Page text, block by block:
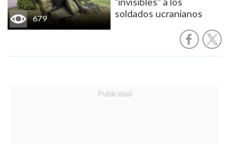
679
soldados ucranianos